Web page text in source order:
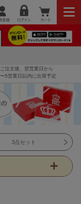
ご注文後、翌営業日から
5営業日以内に出荷予定
3点セット